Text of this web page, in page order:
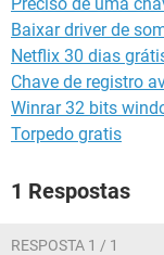
Baixar driver de
Netflix 30 dias
Chave de registro
Winrar 32 bits
Torpedo gratis
1 Respostas
RESPOSTA 1 / 1